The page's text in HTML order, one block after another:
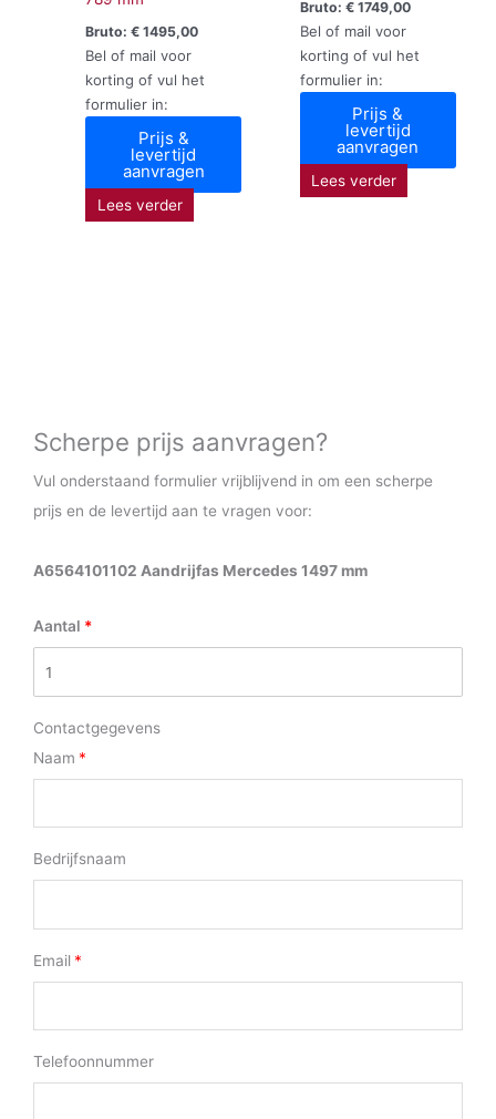
Bruto:€ 1495,00
Bel of mail voor
korting of vul het
formulier in:
Prijs &
levertijd
aanvragen
Lees verder
Bruto: €1749,00
Bel of mail voor
korting of vul het
formulier in:
Prijs &
levertijd
aanvragen
Lees verder
Scherpe prijs aanvragen?
Vul onderstaand formulier vrijblijvend in om een scherpe
prijs en de levertijd aan te vragen voor:
A6564101102 Aandrijfas Mercedes 1497 mm
Aantal
Contactgegevens
Naam
Bedrijfsnaam
Email
Telefoonnummer